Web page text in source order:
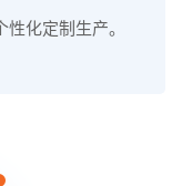
化定制生产。